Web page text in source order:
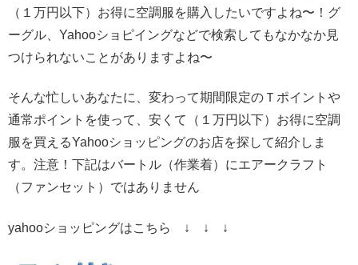
（１万円以下）お得に空調服を購入したいですよね〜！グ
ーグル、Yahooショピイングなどで検索してもなかなか見
つけられないことがありますよね〜
そんな忙しいあなたに、変わって期間限定のＴポイントや
通常ポイントを使って、安くて（１万円以下）お得に空調
服を買えるYahooショッピングのお店を探して紹介しま
す。注意！下記はバートル（作業着）にエアークラフト
（ファンセット）ではありません
yahooショッピングはこちら ↓ ↓ ↓